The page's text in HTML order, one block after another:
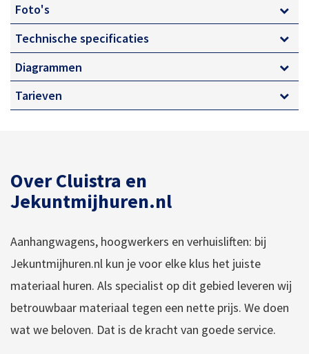
Foto's
Technische specificaties
Diagrammen
Tarieven
Over Cluistra en
Jekuntmijhuren.nl
Aanhangwagens, hoogwerkers en verhuisliften: bij
Jekuntmijhuren.nl kun je voor elke klus het juiste
materiaal huren. Als specialist op dit gebied leveren wij
betrouwbaar materiaal tegen een nette prijs. We doen
wat we beloven. Dat is de kracht van goede service.